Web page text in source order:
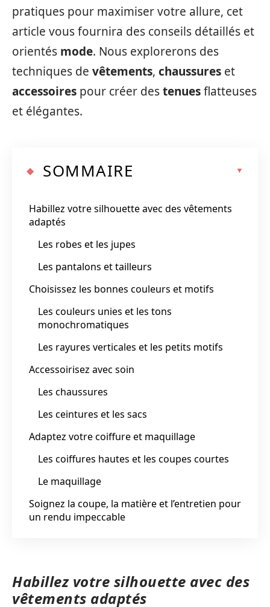
pratiques pour maximiser votre allure, cet
article vous fournira des conseils détaillés et
orientés mode. Nous explorerons des
techniques de vêtements, chaussures et
accessoires pour créer destenuesflatteuses
et élégantes.
SOMMAIRE
Habillez votre silhouette avec des vêtements
adaptés
Les robes et les jupes
Les pantalons et tailleurs
Choisissez les bonnes couleurs et motifs
Les couleurs unies et les tons
monochromatiques
Les rayures verticales et les petits motifs
Accessoirisez avec soin
Les chaussures
Les ceintures et les sacs
Adaptez votre coiffure et maquillage
Les coiffures hautes et les coupes courtes
Le maquillage
Soignez la coupe, la matière et l’entretien pour
un rendu impeccable
Habillez votre silhouette avec des
vêtements adaptés